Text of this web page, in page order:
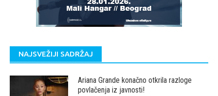
NAJSVEŽIJI SADRŽAJ
Ariana Grande konačno otkrila razloge
povlačenja iz javnosti!